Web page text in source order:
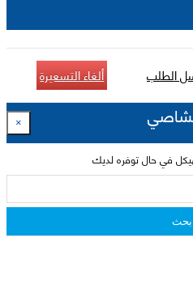
الطلب ألغاء التسعيرة
×
في حال توفره لديك
بحث